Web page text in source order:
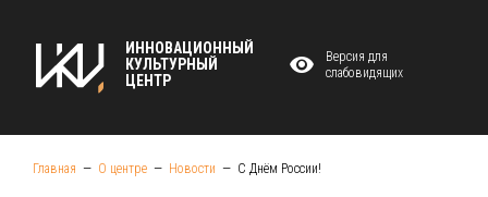
ИННОВАЦИОННЫЙ
КУЛЬТУРНЫЙ
ЦЕНТР
Версия для
слабовидящих
Главная О центре Новости С Днём России!